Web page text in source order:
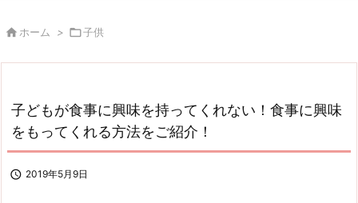
 ホーム > 子供
子どもが食事に興味を持ってくれない！食事に興味
をもってくれる方法をご紹介！
 2019年5月9日